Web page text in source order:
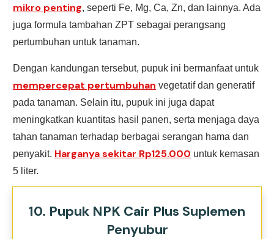
mikro penting, seperti Fe, Mg, Ca, Zn, dan lainnya. Ada
juga formula tambahan ZPT sebagai perangsang
pertumbuhan untuk tanaman.
Dengan kandungan tersebut, pupuk ini bermanfaat untuk
mempercepat pertumbuhan vegetatif dan generatif
pada tanaman. Selain itu, pupuk ini juga dapat
meningkatkan kuantitas hasil panen, serta menjaga daya
tahan tanaman terhadap berbagai serangan hama dan
penyakit. Harganya sekitar Rp125.000 untuk kemasan
5 liter.
10. Pupuk NPK Cair Plus Suplemen
Penyubur